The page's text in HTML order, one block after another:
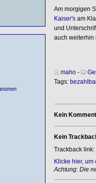
Am morgigen
Kaiser'sam
und
auch weiterhin
maho-
Tags:
Kein
Kein
Trackback link:
Klicke hier,
Achtung: Die